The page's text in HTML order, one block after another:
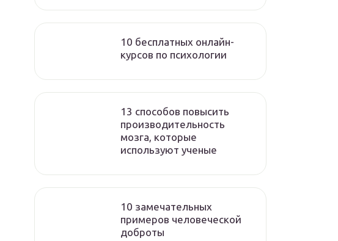
10 бесплатных онлайн-
курсов по психологии
13 способов повысить
производительность
мозга, которые
используют ученые
10 замечательных
примеров человеческой
доброты